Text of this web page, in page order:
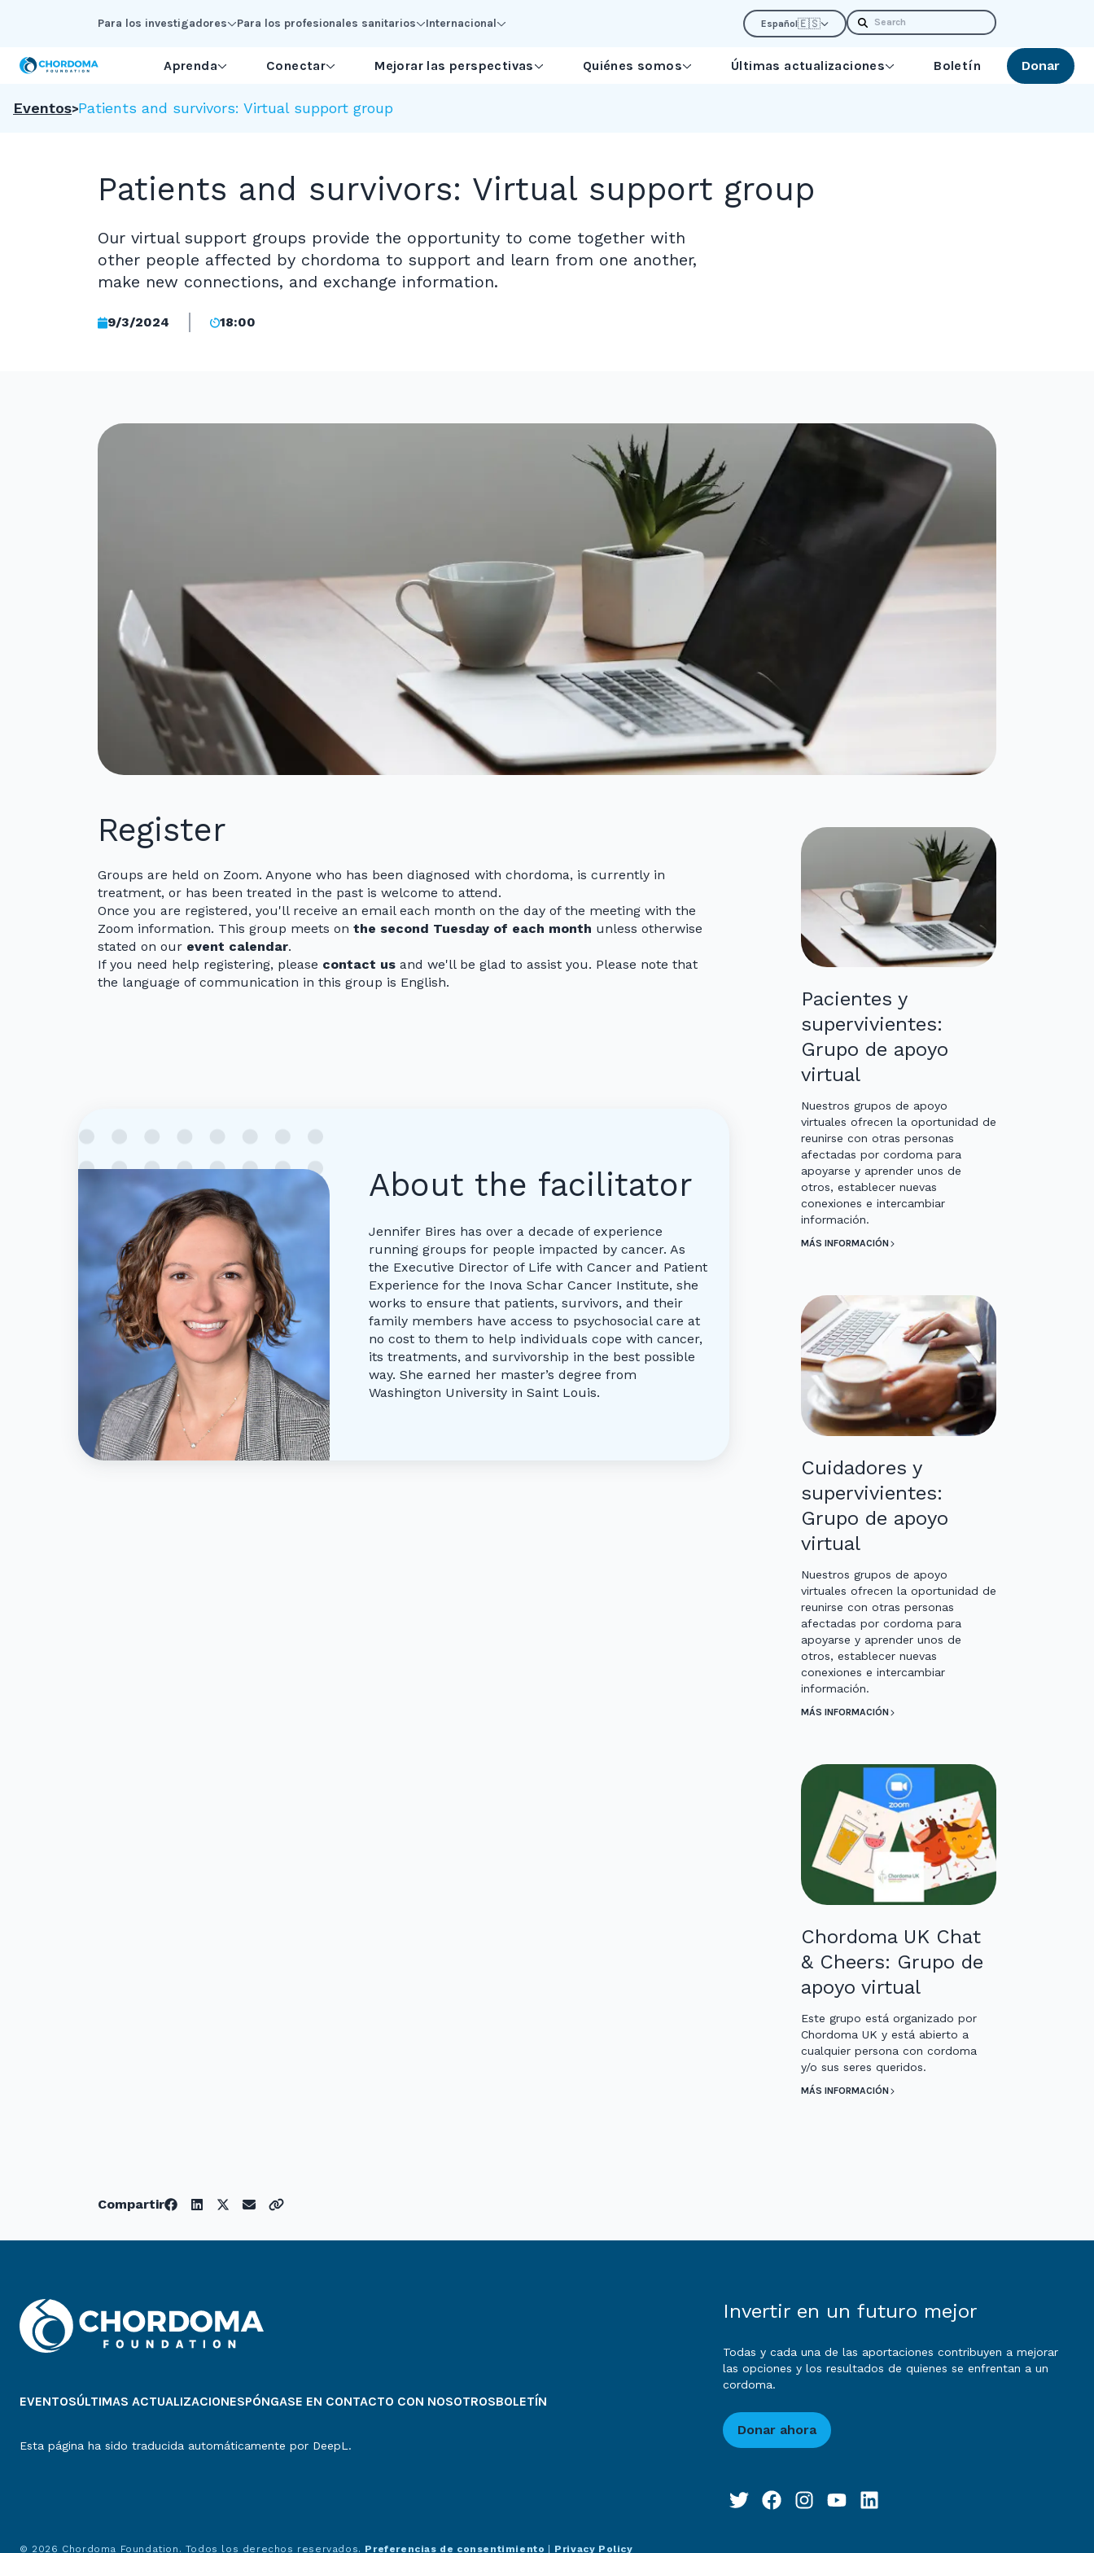
Para los investigadores Para los profesionales sanitarios Internacional Español🇪🇸 Search
Aprenda Conectar Mejorar las perspectivas Quiénes somos Últimas actualizaciones Boletín Donar
Eventos Patients and survivors: Virtual support group
Patients and survivors: Virtual support group
Our virtual support groups provide the opportunity to come together with
other people affected by chordoma to support and learn from one another,
make new connections, and exchange information.
9/3/2024 18:00
Register
Groups are held on Zoom. Anyone who has been diagnosed with chordoma, is currently in
treatment, or has been treated in the past is welcome to attend.
Once you are registered, you'll receive an email each month on the day of the meeting with the
Zoom information. This group meets on the second Tuesday of each month unless otherwise
stated on our event calendar.
If you need help registering, please contact us and we'll be glad to assist you. Please note that
the language of communication in this group is English.
About the facilitator
Jennifer Bires has over a decade of experience
running groups for people impacted by cancer. As
the Executive Director of Life with Cancer and Patient
Experience for the Inova Schar Cancer Institute, she
works to ensure that patients, survivors, and their
family members have access to psychosocial care at
no cost to them to help individuals cope with cancer,
its treatments, and survivorship in the best possible
way. She earned her master’s degree from
Washington University in Saint Louis.
Pacientes y
supervivientes:
Grupo de apoyo
virtual
Nuestros grupos de apoyo
virtuales ofrecen la oportunidad de
reunirse con otras personas
afectadas por cordoma para
apoyarse y aprender unos de
otros, establecer nuevas
conexiones e intercambiar
información.
MÁS INFORMACIÓN
Cuidadores y
supervivientes:
Grupo de apoyo
virtual
Nuestros grupos de apoyo
virtuales ofrecen la oportunidad de
reunirse con otras personas
afectadas por cordoma para
apoyarse y aprender unos de
otros, establecer nuevas
conexiones e intercambiar
información.
MÁS INFORMACIÓN
Chordoma UK Chat
& Cheers: Grupo de
apoyo virtual
Este grupo está organizado por
Chordoma UK y está abierto a
cualquier persona con cordoma
y/o sus seres queridos.
MÁS INFORMACIÓN
Compartir
EVENTOSÚLTIMAS ACTUALIZACIONESPÓNGASE EN CONTACTO CON NOSOTROSBOLETÍN
Esta página ha sido traducida automáticamente por DeepL.
Invertir en un futuro mejor
Todas y cada una de las aportaciones contribuyen a mejorar
las opciones y los resultados de quienes se enfrentan a un
cordoma.
Donar ahora
© 2026 Chordoma Foundation. Todos los derechos reservados. Preferencias de consentimiento Privacy Policy